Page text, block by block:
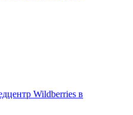
Wildberries в